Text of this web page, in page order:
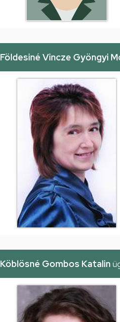
Földesiné Vincze Gyöngyi
Köblösné Gombos Katalin